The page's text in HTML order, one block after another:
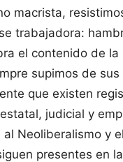
macrista,
trabajadora:
el contenido de
supimos de
que existen
judicial y
Neoliberalismo y
presentes en